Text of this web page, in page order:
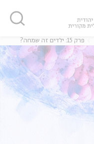
נוער
פרק 15: ילדים זה שמחה?